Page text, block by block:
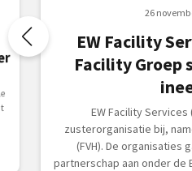
26
EW Facility
Facility Groep
EW Facility Services
zusterorganisatie bij,
(FVH). De organisaties
partnerschap aan onder de